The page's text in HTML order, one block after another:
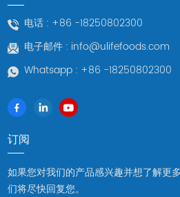
电话 : +86 -18250802300
电子邮件 : info@ulifefoods.com
Whatsapp : +86 -18250802300
订阅
如果您对我们的产品感兴趣并想了解更
们将尽快回复您。